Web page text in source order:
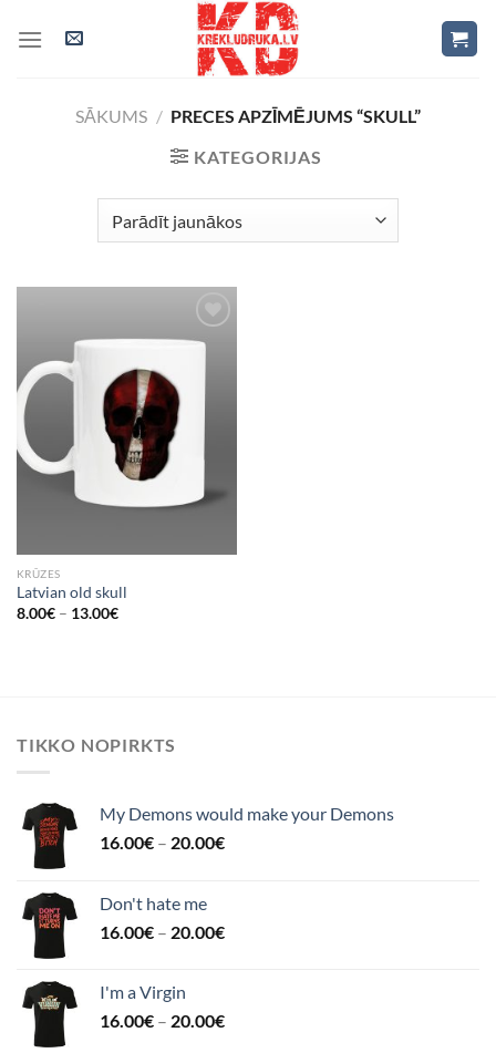
SĀKUMS / PRECES APZĪMĒJUMS “SKULL”
KATEGORIJAS
Wishlist
KRŪZES
Latvian old skull
8.00€– 13.00€
TIKKO NOPIRKTS
My Demons would make your Demons
16.00€ – 20.00€
Don't hate me
16.00€ – 20.00€
I'm a Virgin
16.00€ – 20.00€